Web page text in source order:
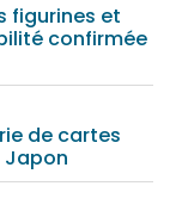
figurines et
confirmée
de cartes
Japon